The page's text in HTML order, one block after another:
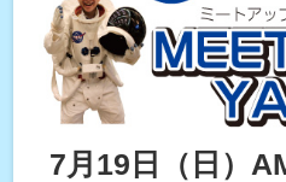
7月19日（日）